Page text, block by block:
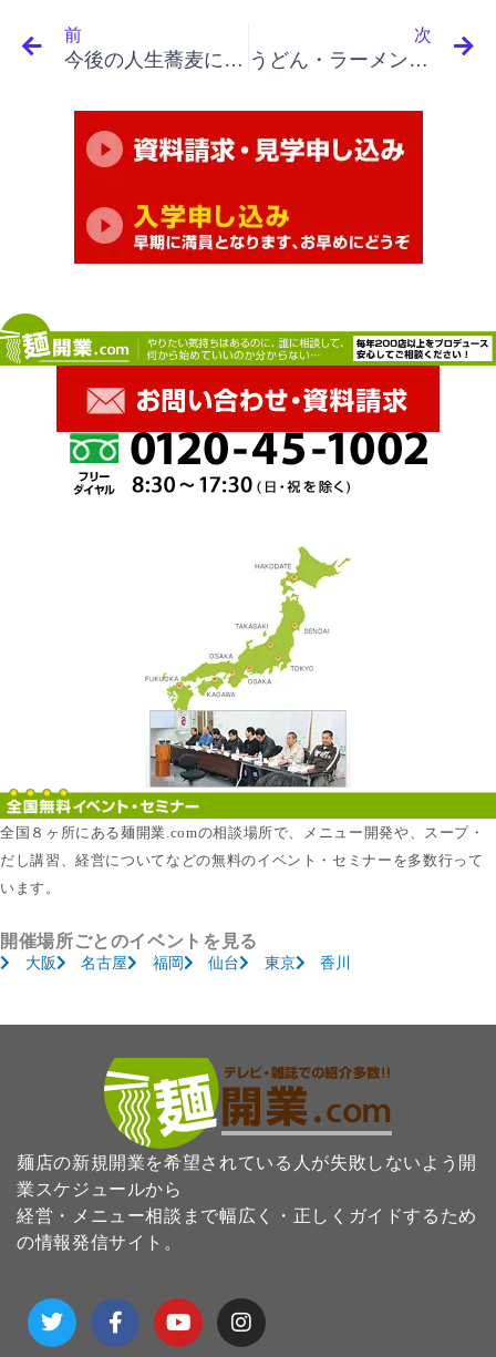
前
今後の人生蕎麦にかけてみようと決心しました
次
うどん・ラーメン・そば屋開業・繁盛店を目指す｜名言集 ９-5 本田宗一郎
全国８ヶ所にある麺開業.comの相談場所で、メニュー開発や、スープ・
だし講習、経営についてなどの無料のイベント・セミナーを多数行って
います。
開催場所ごとのイベントを見る
大阪 名古屋 福岡 仙台 東京 香川
麺店の新規開業を希望されている人が失敗しないよう開
業スケジュールから
経営・メニュー相談まで幅広く・正しくガイドするため
の情報発信サイト。
T
w
i
F
a
c
Y
o
u
I
n
s